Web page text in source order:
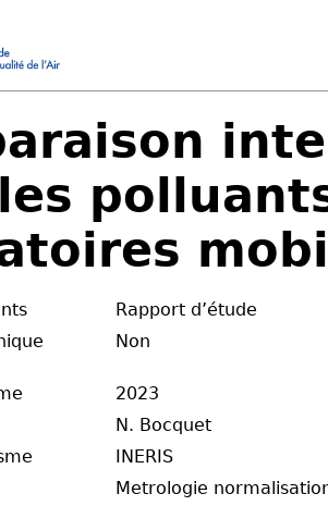
Rapport d’étude
Non
2023
N. Bocquet
INERIS
Metrologie